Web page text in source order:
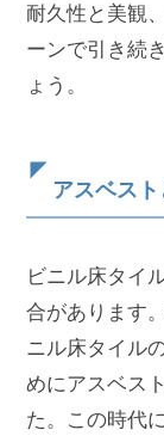
耐久性と美観
ーンで引き続
ょう。
アスベス
ビニル床タイ
合があります
ニル床タイル
めにアスベス
た。この時代